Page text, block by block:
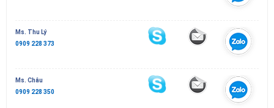
Ms. Thu Lý
0909 228 373
Ms. Châu
0909 228 350